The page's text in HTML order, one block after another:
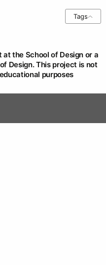
Tags
the School of Design or a
Design. This project is not
purposes